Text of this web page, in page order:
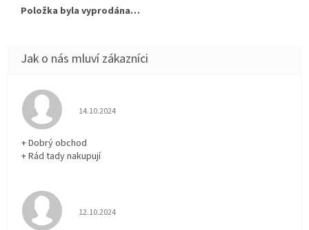
Položka byla vyprodána…
Hodnocení obchodu je 5 z 5 hvězdiček.
14.10.2024
+ Dobrý obchod
+ Rád tady nakupují
Hodnocení obchodu je 5 z 5 hvězdiček.
12.10.2024